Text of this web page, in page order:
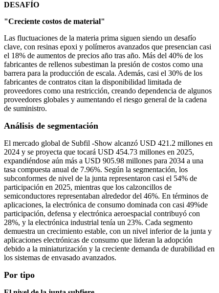
DESAFÍO
"Creciente costos de material"
Las fluctuaciones de la materia prima siguen siendo un desafío
clave, con resinas epoxi y polímeros avanzados que presencian casi
el 18% de aumentos de precios año tras año. Más del 40% de los
fabricantes de rellenos subestiman la presión de costos como una
barrera para la producción de escala. Además, casi el 30% de los
fabricantes de contratos citan la disponibilidad limitada de
proveedores como una restricción, creando dependencia de algunos
proveedores globales y aumentando el riesgo general de la cadena
de suministro.
Análisis de segmentación
El mercado global de Subfil -Show alcanzó USD 421.2 millones en
2024 y se proyecta que tocará USD 454.73 millones en 2025,
expandiéndose aún más a USD 905.98 millones para 2034 a una
tasa compuesta anual de 7.96%. Según la segmentación, los
subconformes de nivel de la junta representaron casi el 54% de
participación en 2025, mientras que los calzoncillos de
semiconductores representaban alrededor del 46%. En términos de
aplicaciones, la electrónica de consumo dominada con casi 49%de
participación, defensa y electrónica aeroespacial contribuyó con
28%, y la electrónica industrial tenía un 23%. Cada segmento
demuestra un crecimiento estable, con un nivel inferior de la junta y
aplicaciones electrónicas de consumo que lideran la adopción
debido a la miniaturización y la creciente demanda de durabilidad en
los sistemas de envasado avanzados.
Por tipo